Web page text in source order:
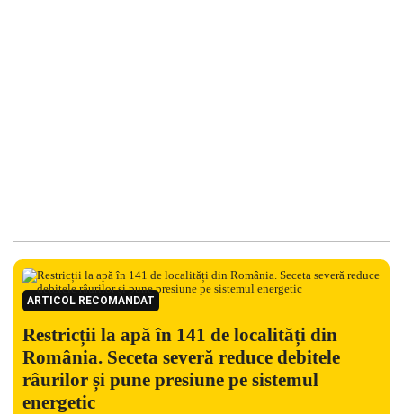
ARTICOL RECOMANDAT
Restricții la apă în 141 de localități din
România. Seceta severă reduce debitele
râurilor și pune presiune pe sistemul
energetic